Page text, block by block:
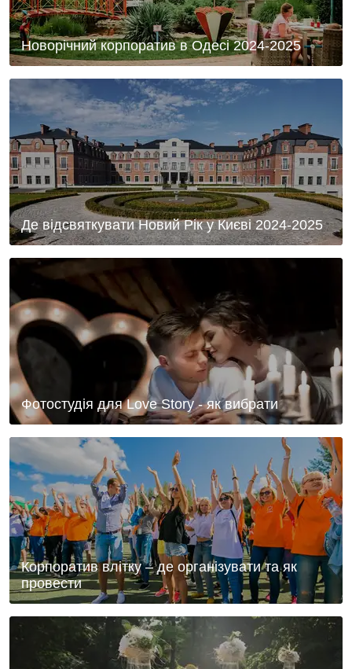
Новорічний корпоратив в Одесі 2024-2025
Де відсвяткувати Новий Рік у Києві 2024-2025
Фотостудія для Love Story - як вибрати
Корпоратив влітку – де організувати та як
провести